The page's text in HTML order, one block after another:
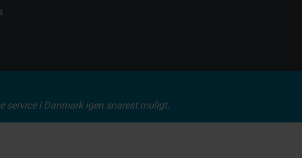
service i Danmark igen snarest muligt.